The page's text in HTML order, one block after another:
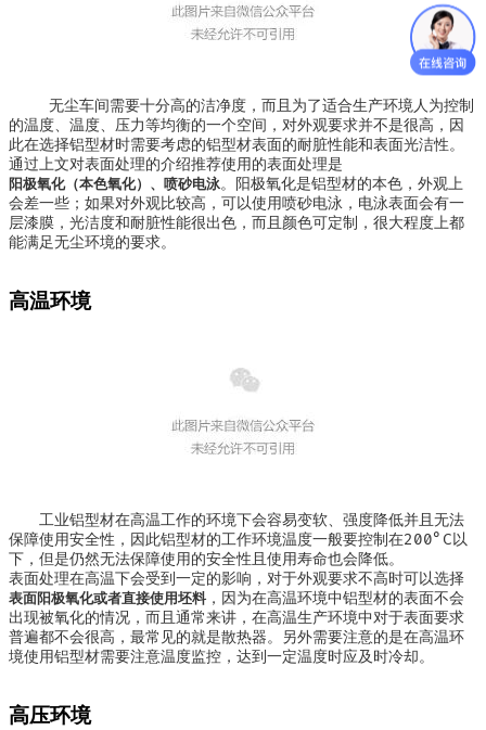
无尘车间需要十分高的洁净度，而且为了适合生产环境人为控制
的温度、温度、压力等均衡的一个空间，对外观要求并不是很高，因
此在选择铝型材时需要考虑的铝型材表面的耐脏性能和表面光洁性。
通过上文对表面处理的介绍推荐使用的表面处理是
阳极氧化（本色氧化）、喷砂电泳。阳极氧化是铝型材的本色，外观上
会差一些；如果对外观比较高，可以使用喷砂电泳，电泳表面会有一
层漆膜，光洁度和耐脏性能很出色，而且颜色可定制，很大程度上都
能满足无尘环境的要求。
高温环境
工业铝型材在高温工作的环境下会容易变软、强度降低并且无法
保障使用安全性，因此铝型材的工作环境温度一般要控制在200°C以
下，但是仍然无法保障使用的安全性且使用寿命也会降低。
表面处理在高温下会受到一定的影响，对于外观要求不高时可以选择
表面阳极氧化或者直接使用坯料 ，因为在高温环境中铝型材的表面不会
出现被氧化的情况，而且通常来讲，在高温生产环境中对于表面要求
普遍都不会很高，最常见的就是散热器。另外需要注意的是在高温环
境使用铝型材需要注意温度监控，达到一定温度时应及时冷却。
高压环境